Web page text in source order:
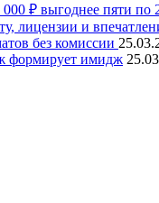
₽ выгоднее пяти по
лицензии и
без комиссии
формирует имидж